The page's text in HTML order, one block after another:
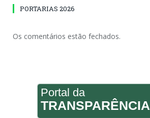
PORTARIAS 2026
Os comentários estão fechados.
Portal da
TRANSPARÊNCIA